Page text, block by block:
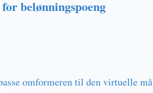
belønningspoeng
omformeren til den virtuelle